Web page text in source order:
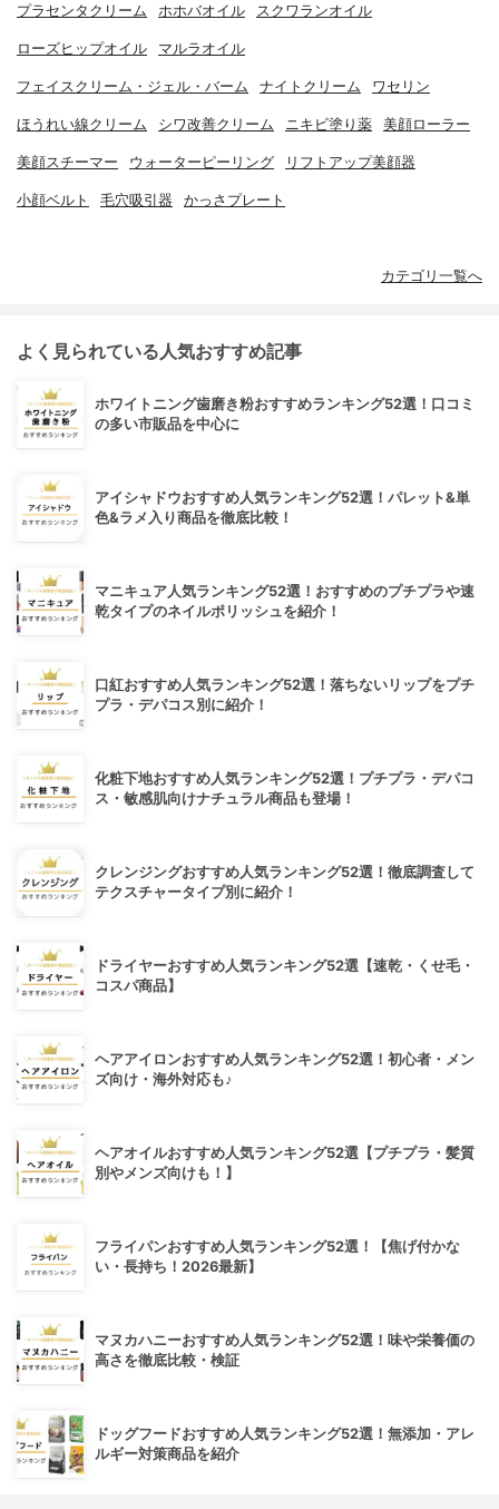
プラセンタクリーム ホホバオイル スクワランオイル
ローズヒップオイル マルラオイル
フェイスクリーム・ジェル・バーム ナイトクリーム ワセリン
ほうれい線クリーム シワ改善クリーム ニキビ塗り薬 美顔ローラー
美顔スチーマー ウォーターピーリング リフトアップ美顔器
小顔ベルト 毛穴吸引器 かっさプレート
カテゴリ一覧へ
よく見られている人気おすすめ記事
ホワイトニング歯磨き粉おすすめランキング52選！口コミ
の多い市販品を中心に
アイシャドウおすすめ人気ランキング52選！パレット&単
色&ラメ入り商品を徹底比較！
マニキュア人気ランキング52選！おすすめのプチプラや速
乾タイプのネイルポリッシュを紹介！
口紅おすすめ人気ランキング52選！落ちないリップをプチ
プラ・デパコス別に紹介！
化粧下地おすすめ人気ランキング52選！プチプラ・デパコ
ス・敏感肌向けナチュラル商品も登場！
クレンジングおすすめ人気ランキング52選！徹底調査して
テクスチャータイプ別に紹介！
ドライヤーおすすめ人気ランキング52選【速乾・くせ毛・
コスパ商品】
ヘアアイロンおすすめ人気ランキング52選！初心者・メン
ズ向け・海外対応も♪
ヘアオイルおすすめ人気ランキング52選【プチプラ・髪質
別やメンズ向けも！】
フライパンおすすめ人気ランキング52選！【焦げ付かな
い・長持ち！2026最新】
マヌカハニーおすすめ人気ランキング52選！味や栄養価の
高さを徹底比較・検証
ドッグフードおすすめ人気ランキング52選！無添加・アレ
ルギー対策商品を紹介